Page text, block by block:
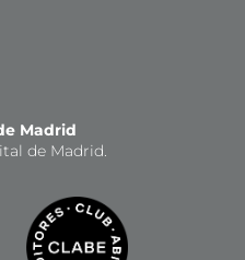
Madrid
de Madrid.